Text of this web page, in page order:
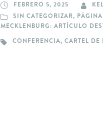
FEBRERO 5, 2025
SIN CATEGORIZAR,
MECKLENBURG: ARTÍCULO
CONFERENCIA, CARTEL DE